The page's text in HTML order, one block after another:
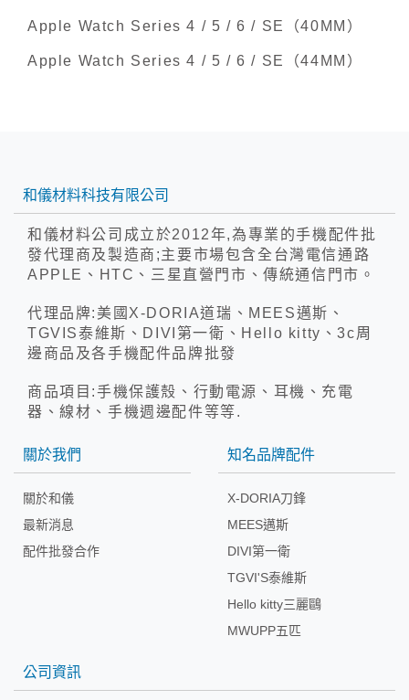
Apple Watch Series 4 / 5 / 6 / SE（40MM）
Apple Watch Series 4 / 5 / 6 / SE（44MM）
和儀材料科技有限公司
和儀材料公司成立於2012年,為專業的手機配件批
發代理商及製造商;主要市場包含全台灣電信通路
APPLE、HTC、三星直營門市、傳統通信門市。
代理品牌:美國X-DORIA道瑞、MEES邁斯、
TGVIS泰維斯、DIVI第一衛、Hello kitty、3c周
邊商品及各手機配件品牌批發
商品項目:手機保護殼、行動電源、耳機、充電
器、線材、手機週邊配件等等.
關於我們
關於和儀
最新消息
配件批發合作
知名品牌配件
X-DORIA刀鋒
MEES邁斯
DIVI第一衛
TGVI'S泰維斯
Hello kitty三麗鷗
MWUPP五匹
公司資訊